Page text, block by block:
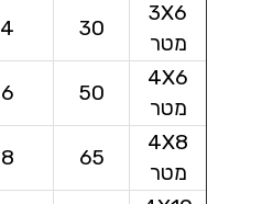
3X6
מטר
30
4
4X6
מטר
50
6
4X8
מטר
65
8